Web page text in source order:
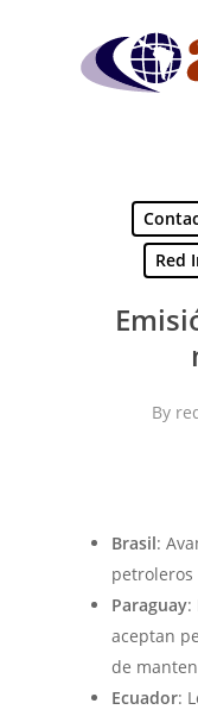
Red
By
Brasil:
petroleros
Paraguay:
aceptan
de
Ecuador: